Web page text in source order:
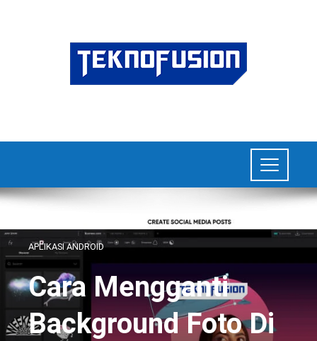
APLIKASI ANDROID
Cara Mengganti
Background Foto Di